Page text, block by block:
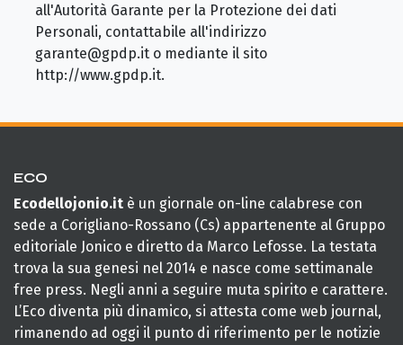
all'Autorità Garante per la Protezione dei dati
Personali, contattabile all'indirizzo
garante@gpdp.it o mediante il sito
http://www.gpdp.it.
ECO
Ecodellojonio.it è un giornale on-line calabrese con
sede a Corigliano-Rossano (Cs) appartenente al Gruppo
editoriale Jonico e diretto da Marco Lefosse. La testata
trova la sua genesi nel 2014 e nasce come settimanale
free press. Negli anni a seguire muta spirito e carattere.
L’Eco diventa più dinamico, si attesta come web journal,
rimanendo ad oggi il punto di riferimento per le notizie